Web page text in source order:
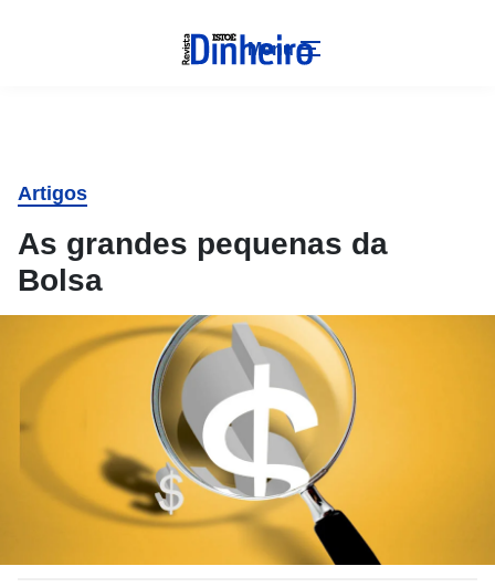
Menu
Artigos
As grandes pequenas da
Bolsa